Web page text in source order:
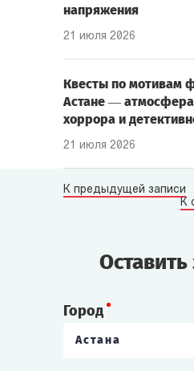
напряжения
21 июля 2026
Квесты по мотивам
Астане —
хоррора и
21 июля 2026
К предыдущей записи
К
Оставить
Город
Астана